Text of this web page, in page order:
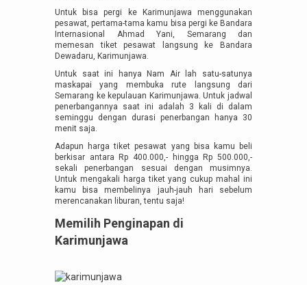
Untuk bisa pergi ke Karimunjawa menggunakan
pesawat, pertama-tama kamu bisa pergi ke Bandara
Internasional Ahmad Yani, Semarang dan
memesan tiket pesawat langsung ke Bandara
Dewadaru, Karimunjawa.
Untuk saat ini hanya Nam Air lah satu-satunya
maskapai yang membuka rute langsung dari
Semarang ke kepulauan Karimunjawa. Untuk jadwal
penerbangannya saat ini adalah 3 kali di dalam
seminggu dengan durasi penerbangan hanya 30
menit saja.
Adapun harga tiket pesawat yang bisa kamu beli
berkisar antara Rp 400.000,- hingga Rp 500.000,-
sekali penerbangan sesuai dengan musimnya.
Untuk mengakali harga tiket yang cukup mahal ini
kamu bisa membelinya jauh-jauh hari sebelum
merencanakan liburan, tentu saja!
Memilih Penginapan di
Karimunjawa